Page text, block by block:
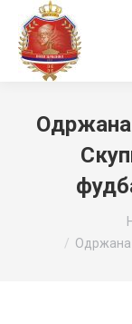
Одржана
Одржана